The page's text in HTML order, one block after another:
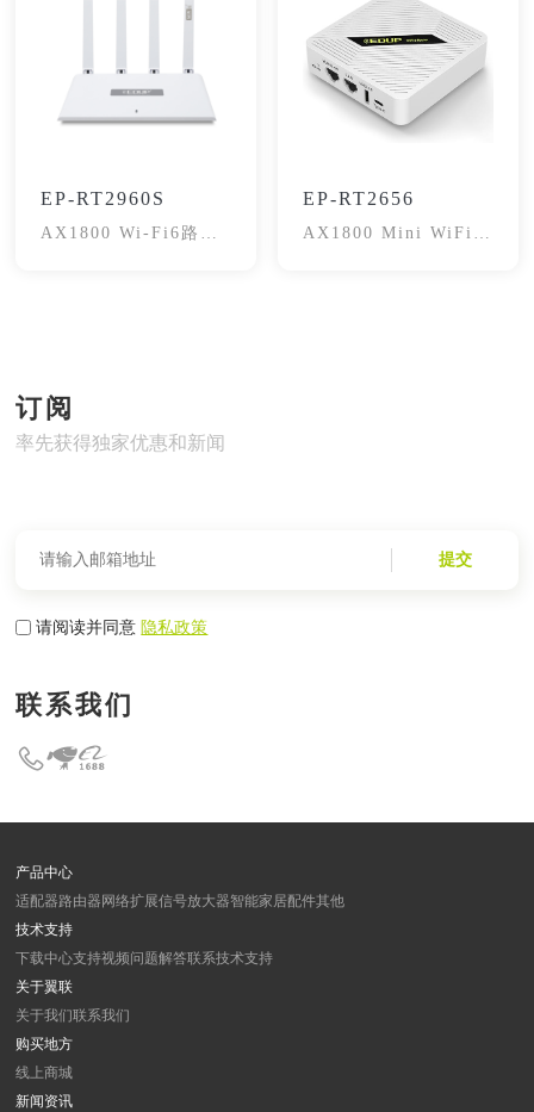
EP-RT2960S
AX1800 Wi-Fi6路由
EP-RT2656
AX1800 Mini WiFi 6
订阅
率先获得独家优惠和新闻
提交
请阅读并同意隐私政策
联系我们
产品中心
适配器路由器网络扩展信号放大器智能家居配件其他
技术支持
下载中心支持视频问题解答联系技术支持
关于翼联
关于我们联系我们
购买地方
线上商城
新闻资讯